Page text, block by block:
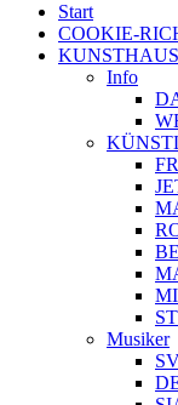
Start
COOKIE-
KUNSTHAUS
Info
Musiker